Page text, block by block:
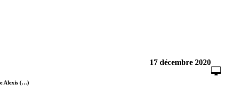
17 décembre 2020
Alexis (…)